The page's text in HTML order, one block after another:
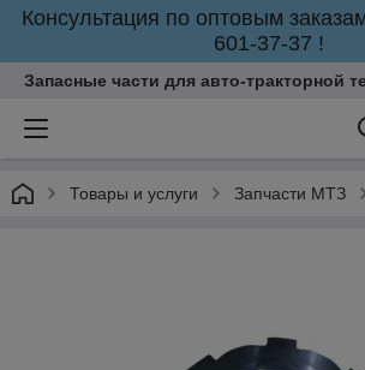
Консультация по оптовым
601-37-37 !
Запасные части для авто-тракторной
Товары и услуги Запчасти МТЗ